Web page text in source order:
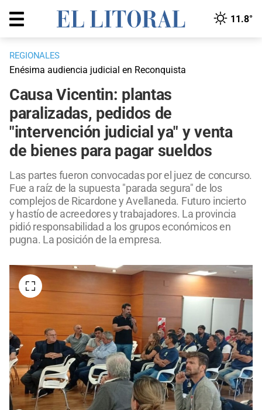
11.8°
REGIONALES
Enésima audiencia judicial en Reconquista
Causa Vicentin: plantas
paralizadas, pedidos de
"intervención judicial ya" y venta
de bienes para pagar sueldos
Las partes fueron convocadas por el juez de concurso.
Fue a raíz de la supuesta "parada segura" de los
complejos de Ricardone y Avellaneda. Futuro incierto
y hastío de acreedores y trabajadores. La provincia
pidió responsabilidad a los grupos económicos en
pugna. La posición de la empresa.